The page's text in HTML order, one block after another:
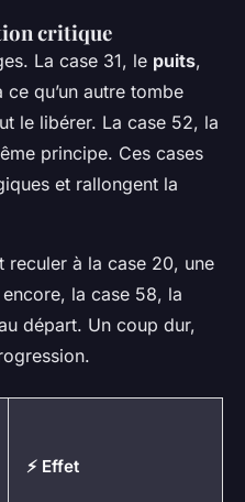
critique
La case 31, le puits,
ce qu’un autre tombe
le libérer. La case 52, la
principe. Ces cases
et rallongent la
reculer à la case 20, une
la case 58, la
départ. Un coup dur,
⚡ Effet